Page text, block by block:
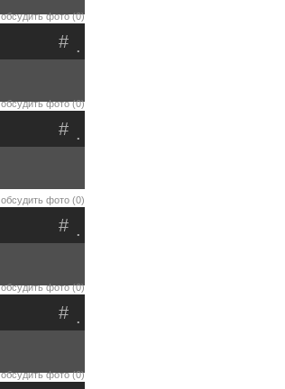
обсудить фото (0)
.
#
обсудить фото (0)
.
#
обсудить фото (0)
.
#
обсудить фото (0)
.
#
обсудить фото (0)